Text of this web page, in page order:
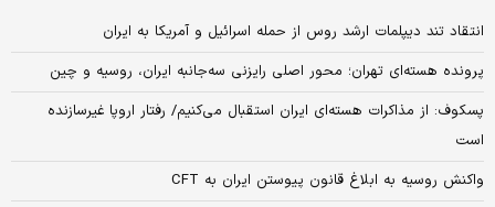
انتقاد تند دیپلمات ارشد روس از حمله اسرائیل و آمریکا به ایران
پرونده هسته‌ای تهران؛ محور اصلی رایزنی سه‌جانبه ایران، روسیه و چین
پسکوف: از مذاکرات هسته‌ای ایران استقبال می‌کنیم/ رفتار اروپا غیرسازنده
است
واکنش روسیه به ابلاغ قانون پیوستن ایران به CFT